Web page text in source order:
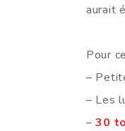
aurait
Pour
–
– Les
–30